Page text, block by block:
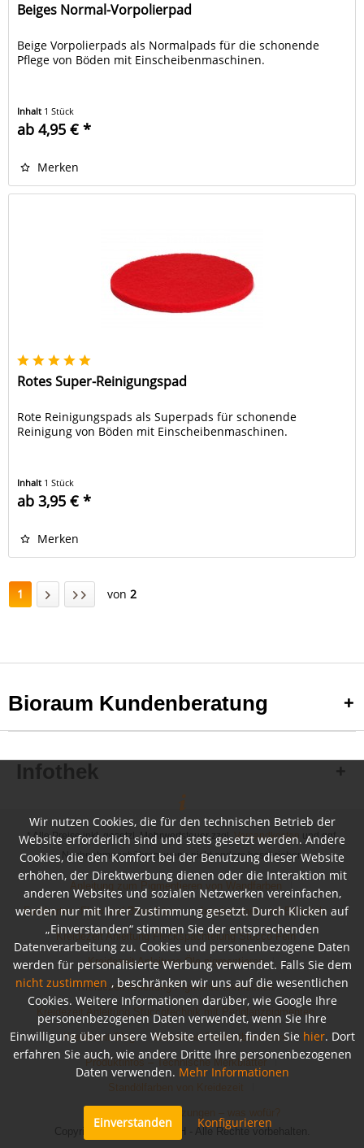
Beiges Normal-Vorpolierpad
Beige Vorpolierpads als Normalpads für die schonende
Pflege von Böden mit Einscheibenmaschinen.
Inhalt 1 Stück
ab 4,95 € *
Merken
Rotes Super-Reinigungspad
Rote Reinigungspads als Superpads für schonende
Reinigung von Böden mit Einscheibenmaschinen.
Inhalt 1 Stück
ab 3,95 € *
Merken
1 von 2
Bioraum Kundenberatung
Infothek
* Alle Preise inkl. gesetzl. Mehrwertsteuer zzgl.Versandkosten
und ggf.
Nachnahmegebühren, wenn nicht anders beschrieben
Anleitung zum Pigmentieren von Wandfarben
Farbkarten, Flyer und Broschüren Inspirationen und Beispiele
Kreidezeit Anleitung Fleckspachtelung Stucco Fein
Kreidezeit Anleitung Öle pigmentieren
Kreidezeit Anleitung Pigmente anmischen
Kreidezeit Anleitung Stuccotechnik mit Perlglanzpigmenten
Kreidezeit Blog Kreidezeit Produktbroschüre
Produktinfos – Technische Merkblätter
Copyright © Bioraum GmbH - Alle Rechte vorbehalten.
Wir nutzen Cookies, die für den technischen Betrieb der
Website erforderlich sind und stets gesetzt werden. Andere
Cookies, die den Komfort bei der Benutzung dieser Website
erhöhen, der Direktwerbung dienen oder die Interaktion mit
anderen Websites und sozialen Netzwerken vereinfachen,
werden nur mit Ihrer Zustimmung gesetzt. Durch Klicken auf
„Einverstanden“ stimmen Sie der entsprechenden
Datenverarbeitung zu. Cookies und personenbezogene Daten
werden für personalisierte Werbung verwendet. Falls Sie dem
nicht zustimmen , beschränken wir uns auf die wesentlichen
Cookies. Weitere Informationen darüber, wie Google Ihre
personenbezogenen Daten verwendet, wenn Sie Ihre
Einwilligung über unsere Website erteilen, finden Sie hier. Dort
erfahren Sie auch, wie andere Dritte Ihre personenbezogenen
Daten verwenden. Mehr Informationen
Einverstanden Konfigurieren